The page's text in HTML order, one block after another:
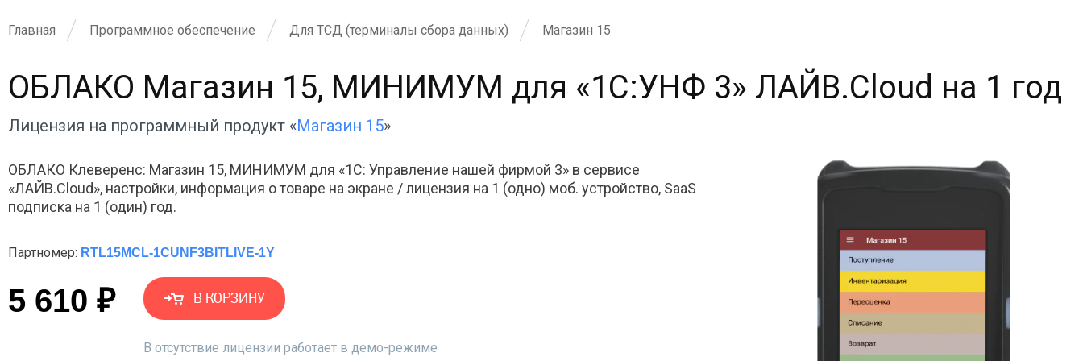
Главная Программное обеспечение Для ТСД (терминалы сбора данных) Магазин 15
ОБЛАКО Магазин 15, МИНИМУМ для «1С:УНФ 3» ЛАЙВ.Cloud на 1 год
Лицензия на программный продукт «Магазин 15»
ОБЛАКО Клеверенс: Магазин 15, МИНИМУМ для «1С: Управление нашей фирмой 3» в сервисе
«ЛАЙВ.Cloud», настройки, информация о товаре на экране / лицензия на 1 (одно) моб. устройство, SaaS
подписка на 1 (один) год.
Партномер: RTL15MCL-1CUNF3BITLIVE-1Y
5 610 ₽ В КОРЗИНУ
В отсутствие лицензии работает в демо-режиме